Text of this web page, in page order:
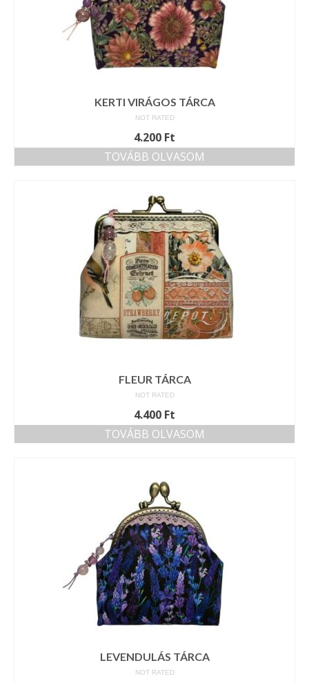
KERTI VIRÁGOS TÁRCA
NOT RATED
4.200 Ft
TOVÁBB OLVASOM
FLEUR TÁRCA
NOT RATED
4.400 Ft
TOVÁBB OLVASOM
LEVENDULÁS TÁRCA
NOT RATED